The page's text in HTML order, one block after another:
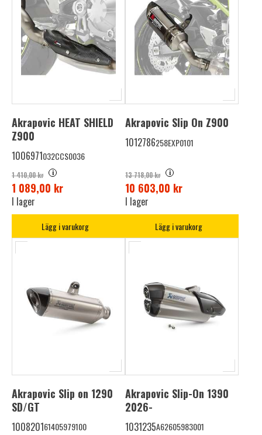
Akrapovic HEAT SHIELD
Z900
1006971032CCS0036
1 410,00 kr i
1 089,00 kr
I lager
Lägg i varukorg
Akrapovic Slip On Z900
1012786258EXP0101
13 718,00 kr i
10 603,00 kr
I lager
Lägg i varukorg
Akrapovic Slip on 1290
SD/GT
100820161405979100
Akrapovic Slip-On 1390
2026-
1031235A62605983001